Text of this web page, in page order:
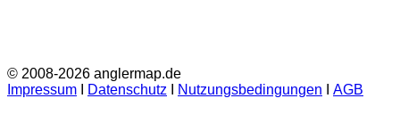
© 2008-2026 anglermap.de
Impressum
Datenschutz Nutzungsbedingungen AGB